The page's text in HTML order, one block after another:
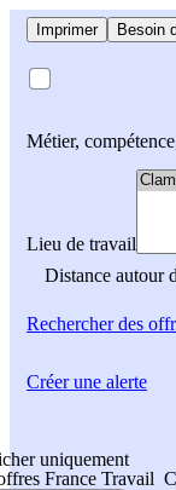
Imprimer Besoin
Métier,
Lieu de travail
Distance autour
Rechercherdes
uniquement
France Travail
Créer une alerte